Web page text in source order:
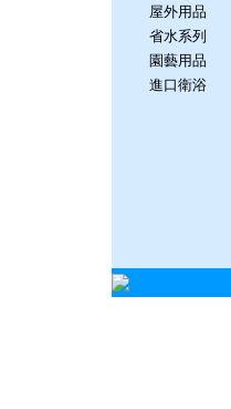
屋外用品
省水系列
園藝用品
進口衛浴